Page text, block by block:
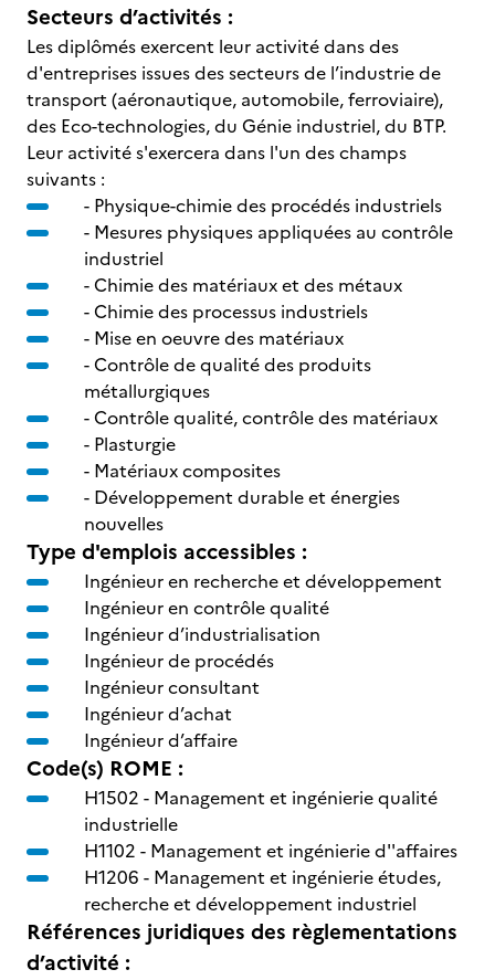
Secteurs d’activités :
Les diplômés exercent leur activité dans des
d'entreprises issues des secteurs de l’industrie de
transport (aéronautique, automobile, ferroviaire),
des Eco-technologies, du Génie industriel, du BTP.
Leur activité s'exercera dans l'un des champs
suivants :
- Physique-chimie des procédés industriels
- Mesures physiques appliquées au contrôle
industriel
- Chimie des matériaux et des métaux
- Chimie des processus industriels
- Mise en oeuvre des matériaux
- Contrôle de qualité des produits
métallurgiques
- Contrôle qualité, contrôle des matériaux
- Plasturgie
- Matériaux composites
- Développement durable et énergies
nouvelles
Type d'emplois accessibles :
Ingénieur en recherche et développement
Ingénieur en contrôle qualité
Ingénieur d’industrialisation
Ingénieur de procédés
Ingénieur consultant
Ingénieur d’achat
Ingénieur d’affaire
Code(s) ROME :
H1502 - Management et ingénierie qualité
industrielle
H1102 - Management et ingénierie d''affaires
H1206 - Management et ingénierie études,
recherche et développement industriel
Références juridiques des règlementations
d’activité :